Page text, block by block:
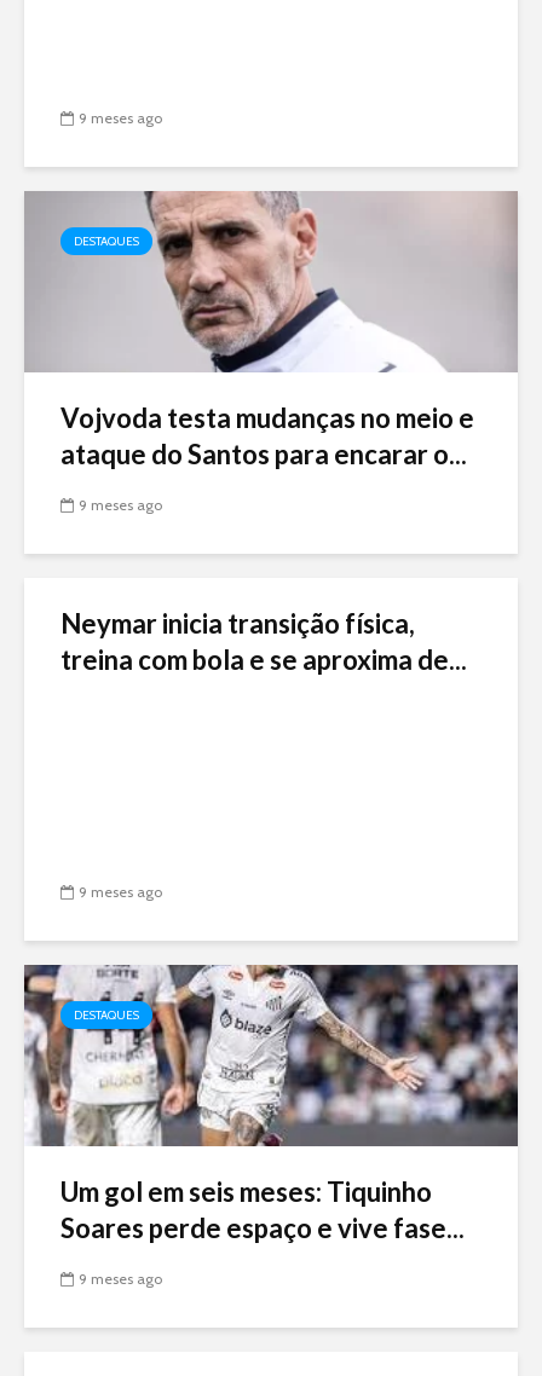
9 meses ago
DESTAQUES
Vojvoda testa mudanças no meio e
ataque do Santos para encarar o...
9 meses ago
Neymar inicia transição física,
treina com bola e se aproxima de...
9 meses ago
DESTAQUES
Um gol em seis meses: Tiquinho
Soares perde espaço e vive fase...
9 meses ago